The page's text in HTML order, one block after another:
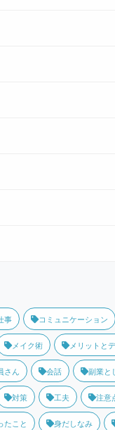
事 コミュニケーション
メイク術 メリットと
さん 会話 副業と
対策 工夫 注意
たこと 身だしなみ